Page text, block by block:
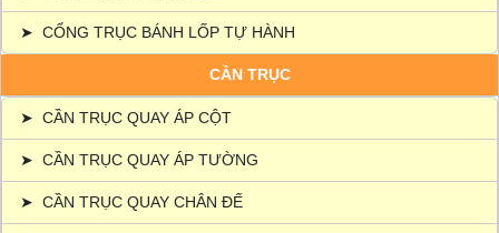
➤ CỔNG TRỤC BÁNH LỐP TỰ HÀNH
CẦN TRỤC
➤ CẦN TRỤC QUAY ÁP CỘT
➤ CẦN TRỤC QUAY ÁP TƯỜNG
➤ CẦN TRỤC QUAY CHÂN ĐẾ